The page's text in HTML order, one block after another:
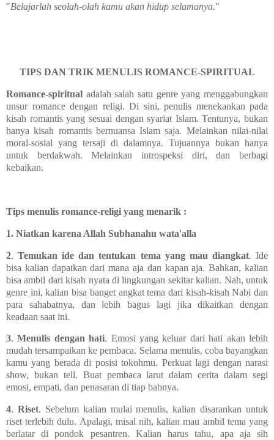
"Belajarlah seolah-olah kamu akan hidup selamanya."
TIPS DAN TRIK MENULIS ROMANCE-SPIRITUAL
Romance-spiritual adalah salah satu genre yang menggabungkan
unsur romance dengan religi. Di sini, penulis menekankan pada
kisah romantis yang sesuai dengan syariat Islam. Tentunya, bukan
hanya kisah romantis bernuansa Islam saja. Melainkan nilai-nilai
moral-sosial yang tersaji di dalamnya. Tujuannya bukan hanya
untuk berdakwah. Melainkan introspeksi diri, dan berbagi
kebaikan.
Tips menulis romance-religi yang menarik :
1. Niatkan karena Allah Subhanahu wata'alla
2.Temukan ide dan tentukan tema yang mau diangkat. Ide
bisa kalian dapatkan dari mana aja dan kapan aja. Bahkan, kalian
bisa ambil dari kisah nyata di lingkungan sekitar kalian. Nah, untuk
genre ini, kalian bisa banget angkat tema dari kisah-kisah Nabi dan
para sahabatnya, dan lebih bagus lagi jika dikaitkan dengan
keadaan saat ini.
3.Menulis dengan hati. Emosi yang keluar dari hati akan lebih
mudah tersampaikan ke pembaca. Selama menulis, coba bayangkan
kamu yang berada di posisi tokohmu. Perkuat lagi dengan narasi
show, bukan tell. Buat pembaca larut dalam cerita dalam segi
emosi, empati, dan penasaran di tiap babnya.
4. Riset. Sebelum kalian mulai menulis, kalian disarankan untuk
riset terlebih dulu. Apalagi, misal nih, kalian mau ambil tema yang
berlatar di pondok pesantren. Kalian harus tahu, apa aja sih